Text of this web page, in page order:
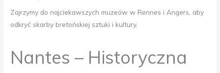
Zajrzymy do najciekawszych muzeów w Rennes i Angers, aby
odkryć skarby bretońskiej sztuki i kultury.
Nantes – Historyczna